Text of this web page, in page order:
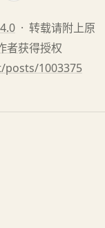
· 转载请附上原
者获得授权
1003375